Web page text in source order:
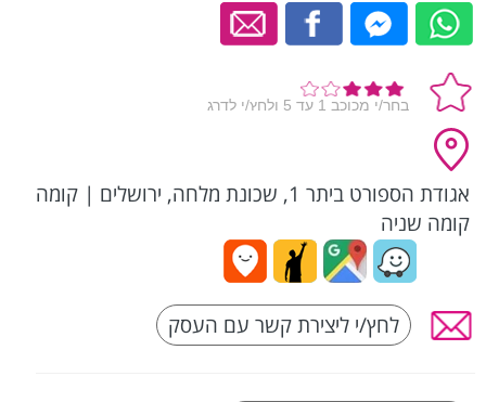
אגודת הספורט ביתר 1, שכונת מלחה, ירושלים | קומה
קומה שניה
לחץ/י ליצירת קשר עם העסק